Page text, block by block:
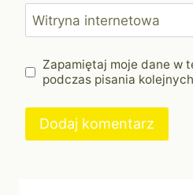
Witryna internetowa
Zapamiętaj moje dane w
podczas pisania